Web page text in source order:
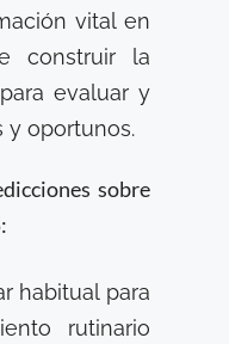
vital en
construir la
evaluar y
y oportunos.
sobre
habitual para
rutinario